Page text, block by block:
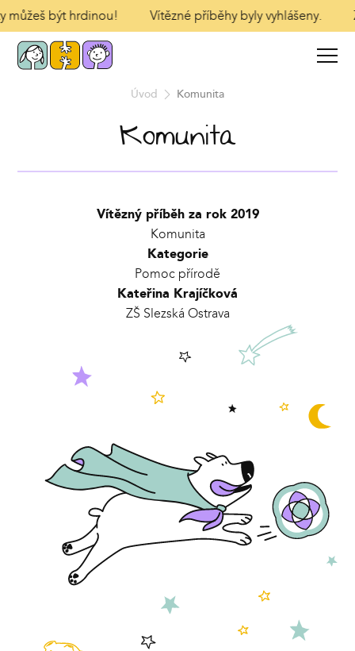
můžeš být hrdinou! Vítězné příběhy byly vyhlášeny.
Úvod Komunita
Komunita
Vítězný příběh za rok 2019
Komunita
Kategorie
Pomoc přírodě
Kateřina Krajíčková
ZŠ Slezská Ostrava